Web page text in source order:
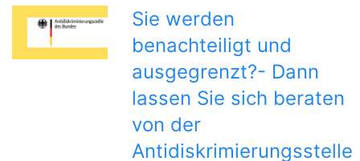
Sie werden
benachteiligt und
ausgegrenzt?- Dann
lassen Sie sich beraten
von der
Antidiskrimierungsstelle